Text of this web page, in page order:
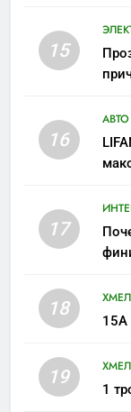
15
16
АВТО
17
18
15А
19
1